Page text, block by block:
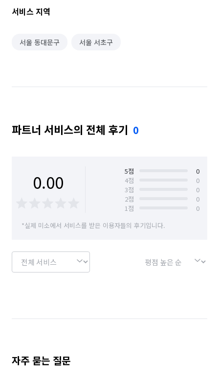
서비스 지역
서울 동대문구 서울 서초구
파트너 서비스의 전체 후기 0
0.00 5점
0
4점
0
3점
0
2점
0
1점
0
*실제 미소에서 서비스를 받은 이용자들의 후기입니다.
자주 묻는 질문